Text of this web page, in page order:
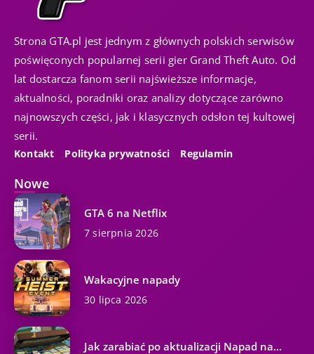
Strona GTA.pl jest jednym z głównych polskich serwisów
poświęconych popularnej serii gier Grand Theft Auto. Od
lat dostarcza fanom serii najświeższe informacje,
aktualności, poradniki oraz analizy dotyczące zarówno
najnowszych części, jak i klasycznych odsłon tej kultowej
serii.
Kontakt Polityka prywatności Regulamin
Nowe
GTA 6 na Netflix
7 sierpnia 2026
Wakacyjne napady
30 lipca 2026
Jak zarabiać po aktualizacji Napad na...